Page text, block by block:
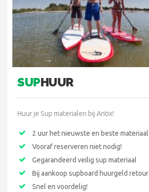
SUPHUUR
Huur je Sup materialen bij Antix!
2 uur het nieuwste en beste materiaal
Vooraf reserveren niet nodig!
Gegarandeerd veilig sup materiaal
Bij aankoop supboard huurgeld retour
Snel en voordelig!